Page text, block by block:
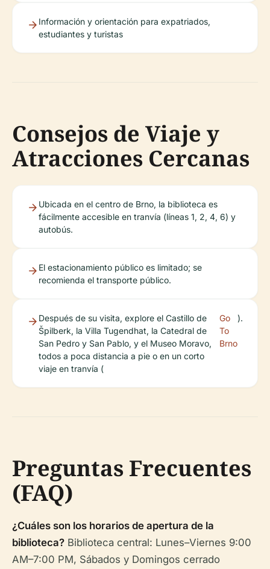
Información y orientación para expatriados,
estudiantes y turistas
Consejos de Viaje y
Atracciones Cercanas
Ubicada en el centro de Brno, la biblioteca es
fácilmente accesible en tranvía (líneas 1, 2, 4, 6) y
autobús.
El estacionamiento público es limitado; se
recomienda el transporte público.
Después de su visita, explore el Castillo de
Špilberk, la Villa Tugendhat, la Catedral de
San Pedro y San Pablo, y el Museo Moravo,
todos a poca distancia a pie o en un corto
viaje en tranvía (
Go
To
Brno
).
Preguntas Frecuentes
(FAQ)
¿Cuáles son los horarios de apertura de la
biblioteca? Biblioteca central: Lunes–Viernes 9:00
AM–7:00 PM, Sábados y Domingos cerrado